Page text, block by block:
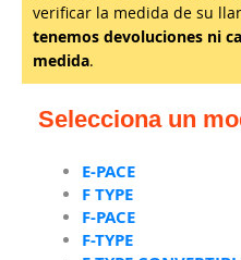
verificar la medida de su
tenemos devoluciones ni
medida.
Selecciona un
E-PACE
F TYPE
F-PACE
F-TYPE